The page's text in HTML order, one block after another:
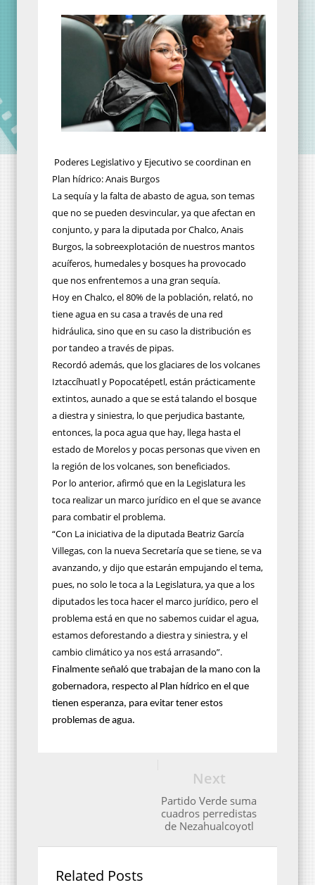
Poderes Legislativo y Ejecutivo se coordinan en
Plan hídrico: Anais Burgos
La sequía y la falta de abasto de agua, son temas
que no se pueden desvincular, ya que afectan en
conjunto, y para la diputada por Chalco, Anais
Burgos, la sobreexplotación de nuestros mantos
acuíferos, humedales y bosques ha provocado
que nos enfrentemos a una gran sequía.
Hoy en Chalco, el 80% de la población, relató, no
tiene agua en su casa a través de una red
hidráulica, sino que en su caso la distribución es
por tandeo a través de pipas.
Recordó además, que los glaciares de los volcanes
Iztaccíhuatl y Popocatépetl, están prácticamente
extintos, aunado a que se está talando el bosque
a diestra y siniestra, lo que perjudica bastante,
entonces, la poca agua que hay, llega hasta el
estado de Morelos y pocas personas que viven en
la región de los volcanes, son beneficiados.
Por lo anterior, afirmó que en la Legislatura les
toca realizar un marco jurídico en el que se avance
para combatir el problema.
“Con La iniciativa de la diputada Beatriz García
Villegas, con la nueva Secretaría que se tiene, se va
avanzando, y dijo que estarán empujando el tema,
pues, no solo le toca a la Legislatura, ya que a los
diputados les toca hacer el marco jurídico, pero el
problema está en que no sabemos cuidar el agua,
estamos deforestando a diestra y siniestra, y el
cambio climático ya nos está arrasando”.
Finalmente señaló que trabajan de la mano con la
gobernadora, respecto al Plan hídrico en el que
tienen esperanza, para evitar tener estos
problemas de agua.
Next
Partido Verde suma
cuadros perredistas
de Nezahualcoyotl
Related Posts